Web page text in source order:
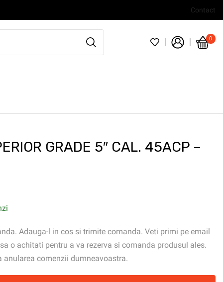
Contact
0
GRADE 5″ CAL. 45ACP –
Adauga-l in cos si trimite comanda. Veti primi pe email
o achitati pentru a va rezerva si comanda produsul ales.
anularea comenzii dumneavoastra.